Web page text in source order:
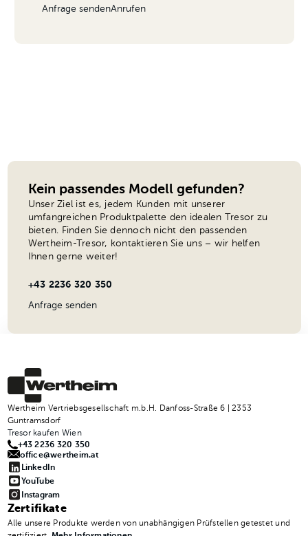
Kein passendes Modell gefunden?
Unser Ziel ist es, jedem Kunden mit unserer
umfangreichen Produktpalette den idealen Tresor zu
bieten. Finden Sie dennoch nicht den passenden
Wertheim-Tresor, kontaktieren Sie uns – wir helfen
Ihnen gerne weiter!
+43 2236 320 350
Anfrage senden
Anfrage sendenAnrufen
Wertheim Vertriebsgesellschaft m.b.H. Danfoss-Straße 6 | 2353
Guntramsdorf
Tresor kaufen Wien
+43 2236 320 350
office@wertheim.at
LinkedIn
YouTube
Instagram
Zertifikate
Alle unsere Produkte werden von unabhängigen Prüfstellen getestet und